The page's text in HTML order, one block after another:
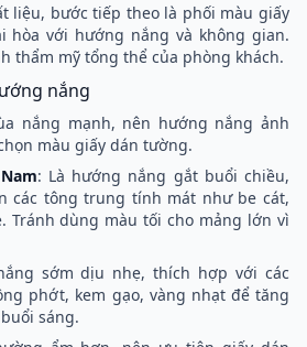
liệu, bước tiếp theo là phối màu giấy
hòa với hướng nắng và không gian.
thẩm mỹ tổng thể của phòng khách.
nắng
nắng mạnh, nên hướng nắng ảnh
màu giấy dán tường.
: Là hướng nắng gắt buổi chiều,
các tông trung tính mát như be cát,
Tránh dùng màu tối cho mảng lớn vì
sớm dịu nhẹ, thích hợp với các
phớt, kem gạo, vàng nhạt để tăng
sáng.